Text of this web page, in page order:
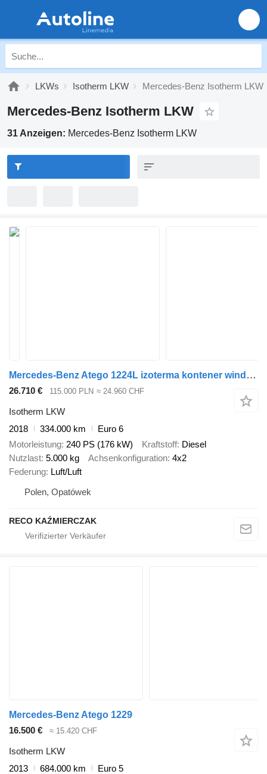
LKWs Isotherm LKW Mercedes-Benz Isotherm LKW
Mercedes-Benz Isotherm LKW
31 Anzeigen: Mercedes-Benz Isotherm LKW
Mercedes-Benz Atego 1224L izoterma kontener winda 16 europalet
26.710 € 115.000 PLN ≈ 24.960 CHF
Isotherm LKW
2018
334.000 km
Euro 6
Motorleistung 240 PS (176 kW) Kraftstoff Diesel
Nutzlast 5.000 kg Achsenkonfiguration 4x2
Federung Luft/Luft
Polen, Opatówek
RECO KAŹMIERCZAK
Mercedes-Benz Atego 1229
16.500 €
≈ 15.420 CHF
Isotherm LKW
2013
684.000 km
Euro 5